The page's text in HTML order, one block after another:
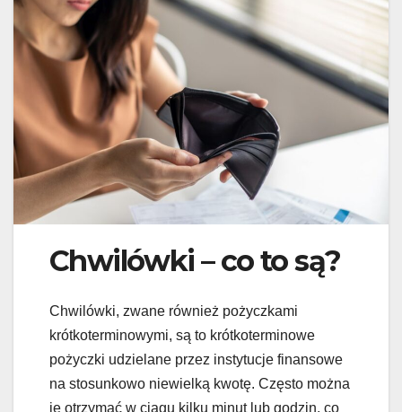
Chwilówki – co to są?
Chwilówki, zwane również pożyczkami
krótkoterminowymi, są to krótkoterminowe
pożyczki udzielane przez instytucje finansowe
na stosunkowo niewielką kwotę. Często można
je otrzymać w ciągu kilku minut lub godzin, co